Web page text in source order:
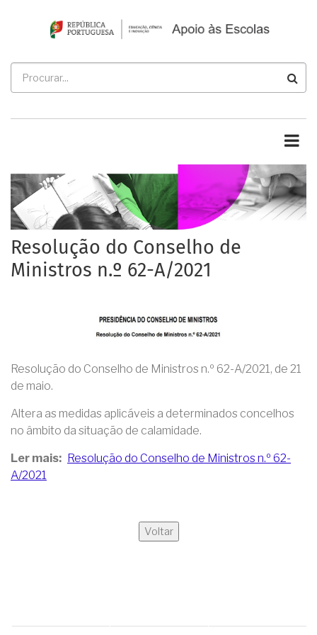
conteúdo
principal
Resolução do Conselho de
Ministros n.º 62-A/2021
Resolução do Conselho de Ministros n.º 62-A/2021, de 21
de maio.
Altera as medidas aplicáveis a determinados concelhos
no âmbito da situação de calamidade.
Ler mais
Resolução do Conselho de Ministros n.º 62-
A/2021
Voltar